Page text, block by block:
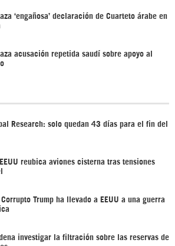
‘engañosa’ declaración de Cuarteto árabe en
acusación repetida saudí sobre apoyo al
Research: solo quedan 43 días para el fin del
reubica aviones cisterna tras tensiones
Trump ha llevado a EEUU a una guerra
investigar la filtración sobre las reservas de